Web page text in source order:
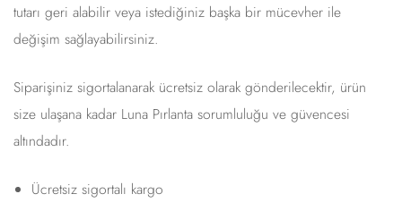
tutarı geri alabilir veya istediğiniz başka bir mücevher ile
değişim sağlayabilirsiniz.
Siparişiniz sigortalanarak ücretsiz olarak gönderilecektir, ürün
size ulaşana kadar Luna Pırlanta sorumluluğu ve güvencesi
altındadır.
Ücretsiz sigortalı kargo